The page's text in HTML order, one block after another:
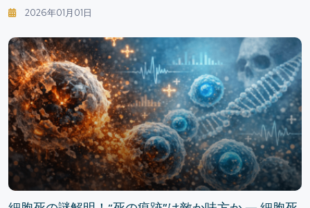
2026年01月01日